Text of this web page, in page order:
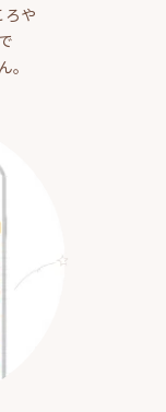
ろや
。